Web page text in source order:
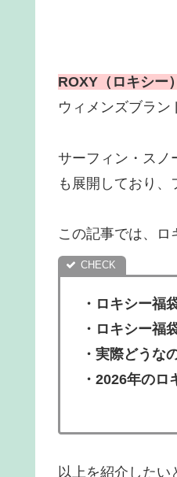
ROXY（ロキシー）
ウィメンズブラン
サーフィン・スノ
も展開しており、
この記事では、ロ
・ ロキシー福
・ロキシー福
・ 実際どうな
・2026年の
以上を紹介したい